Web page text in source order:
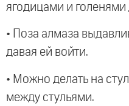
ягодицами и голенями
• Поза алмаза
давая ей войти.
• Можно делать на
между стульями.